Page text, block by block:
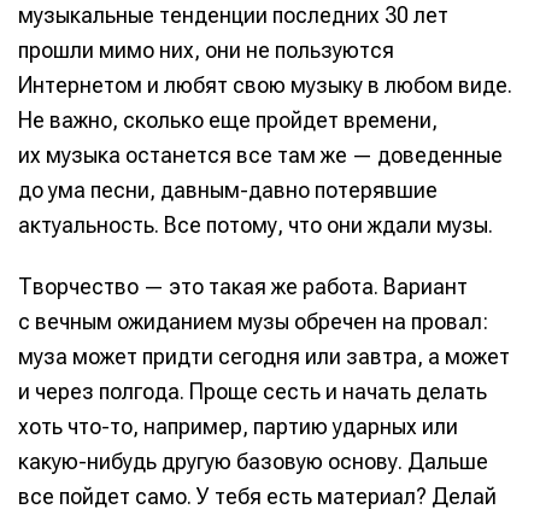
музыкальные тенденции последних 30 лет
прошли мимо них, они не пользуются
Интернетом и любят свою музыку в любом виде.
Не важно, сколько еще пройдет времени,
их музыка останется все там же — доведенные
до ума песни, давным-давно потерявшие
актуальность. Все потому, что они ждали музы.
Творчество — это такая же работа. Вариант
с вечным ожиданием музы обречен на провал:
муза может придти сегодня или завтра, а может
и через полгода. Проще сесть и начать делать
хоть что-то, например, партию ударных или
какую-нибудь другую базовую основу. Дальше
все пойдет само. У тебя есть материал? Делай